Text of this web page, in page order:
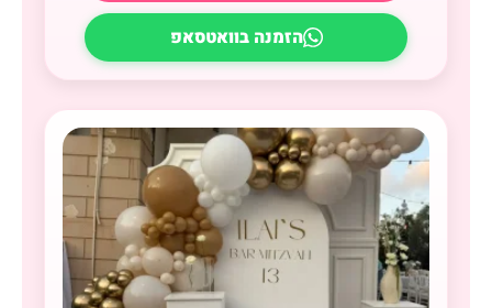
הזמנה בוואטסאפ